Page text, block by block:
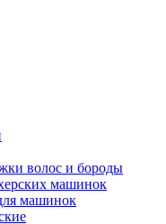
волос и бороды
машинок
машинок